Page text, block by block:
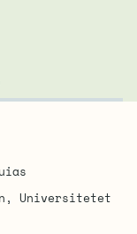
Universitetet